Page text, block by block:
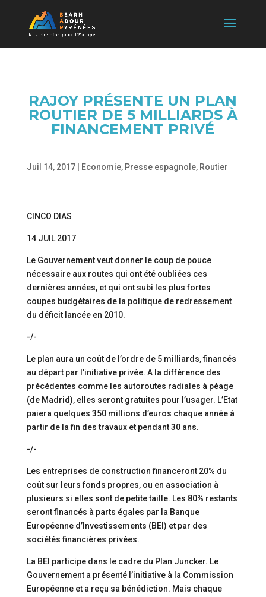
RAJOY PRÉSENTE UN PLAN
ROUTIER DE 5 MILLIARDS À
FINANCEMENT PRIVÉ
Juil 14, 2017| Economie, Presse espagnole, Routier
CINCO DIAS
14 JUIL 2017
Le Gouvernement veut donner le coup de pouce
nécessaire aux routes qui ont été oubliées ces
dernières années, et qui ont subi les plus fortes
coupes budgétaires de la politique de redressement
du déficit lancée en 2010.
-/-
Le plan aura un coût de l’ordre de 5 milliards, financés
au départ par l’initiative privée. A la différence des
précédentes comme les autoroutes radiales à péage
(de Madrid), elles seront gratuites pour l’usager. L’Etat
paiera quelques 350 millions d’euros chaque année à
partir de la fin des travaux et pendant 30 ans.
-/-
Les entreprises de construction financeront 20% du
coût sur leurs fonds propres, ou en association à
plusieurs si elles sont de petite taille. Les 80% restants
seront financés à parts égales par la Banque
Européenne d’Investissements (BEI) et par des
sociétés financières privées.
La BEI participe dans le cadre du Plan Juncker. Le
Gouvernement a présenté l’initiative à la Commission
Européenne et a reçu sa bénédiction. Mais chaque